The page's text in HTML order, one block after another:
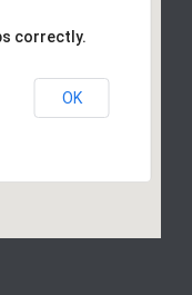
correctly.
OK